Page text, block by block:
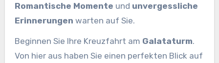
Romantische Momente und unvergessliche
Erinnerungen warten auf Sie.
Beginnen Sie Ihre Kreuzfahrt am Galataturm.
Von hier aus haben Sie einen perfekten Blick auf